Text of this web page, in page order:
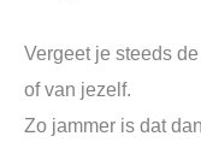
Vergeet je steeds
of van jezelf.
Zo jammer is dat